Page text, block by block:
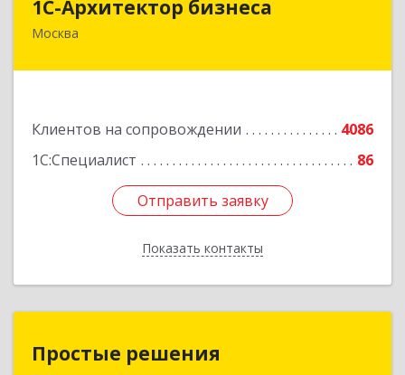
1С-Архитектор бизнеса
Москва
Клиентов на сопровождении
4086
1С:Специалист
86
Отправить заявку
Показать контакты
115114, Москва г, Кожевнический 2-й пер, дом
Отправить заявку
Назад
Простые решения